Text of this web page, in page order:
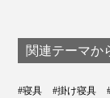
関連テーマか
#寝具 #掛け寝具